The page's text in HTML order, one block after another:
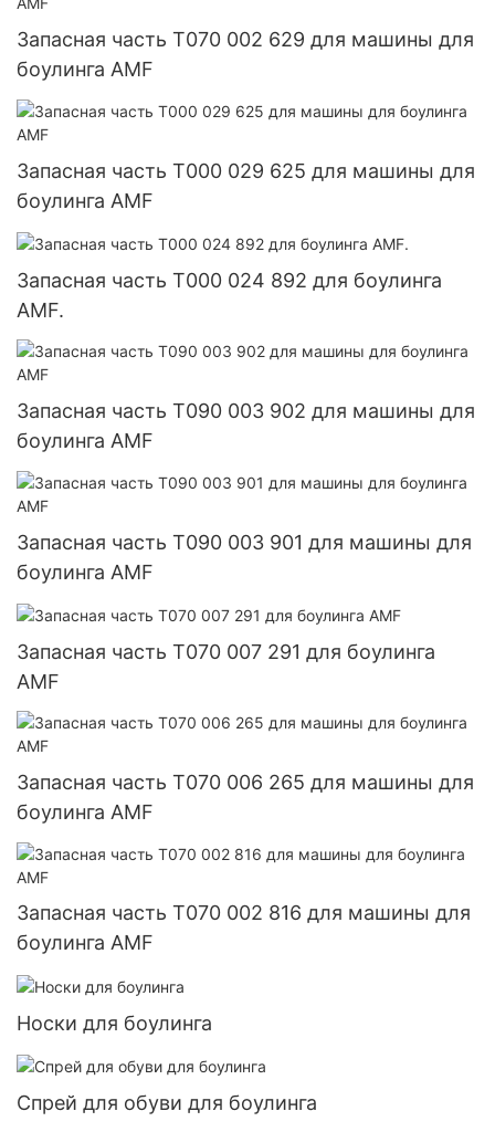
Запасная часть T070 002 629 для машины для
боулинга AMF
Запасная часть T000 029 625 для машины для
боулинга AMF
Запасная часть T000 024 892 для боулинга
AMF.
Запасная часть T090 003 902 для машины для
боулинга AMF
Запасная часть T090 003 901 для машины для
боулинга AMF
Запасная часть T070 007 291 для боулинга
AMF
Запасная часть T070 006 265 для машины для
боулинга AMF
Запасная часть T070 002 816 для машины для
боулинга AMF
Носки для боулинга
Спрей для обуви для боулинга